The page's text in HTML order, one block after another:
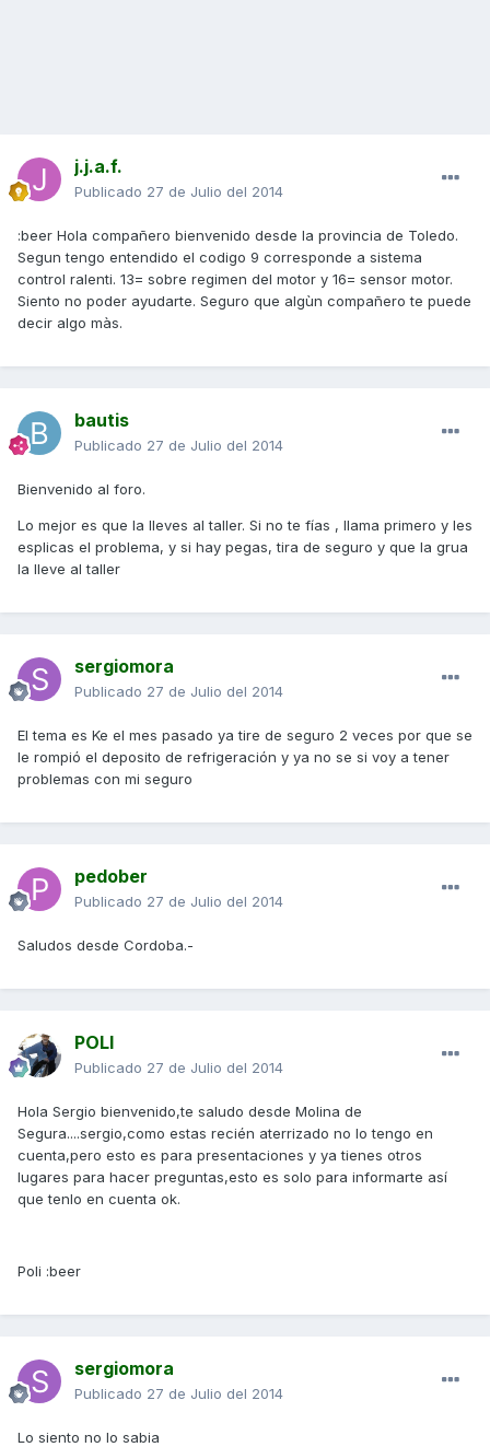
j.j.a.f.
Publicado 27 de Julio del 2014
:beer Hola compañero bienvenido desde la provincia de Toledo.
Segun tengo entendido el codigo 9 corresponde a sistema
control ralenti. 13= sobre regimen del motor y 16= sensor motor.
Siento no poder ayudarte. Seguro que algùn compañero te puede
decir algo màs.
bautis
Publicado 27 de Julio del 2014
Bienvenido al foro.
Lo mejor es que la lleves al taller. Si no te fías , llama primero y les
esplicas el problema, y si hay pegas, tira de seguro y que la grua
la lleve al taller
sergiomora
Publicado 27 de Julio del 2014
El tema es Ke el mes pasado ya tire de seguro 2 veces por que se
le rompió el deposito de refrigeración y ya no se si voy a tener
problemas con mi seguro
pedober
Publicado 27 de Julio del 2014
Saludos desde Cordoba.-
POLI
Publicado 27 de Julio del 2014
Hola Sergio bienvenido,te saludo desde Molina de
Segura....sergio,como estas recién aterrizado no lo tengo en
cuenta,pero esto es para presentaciones y ya tienes otros
lugares para hacer preguntas,esto es solo para informarte así
que tenlo en cuenta ok.
Poli :beer
sergiomora
Publicado 27 de Julio del 2014
Lo siento no lo sabia